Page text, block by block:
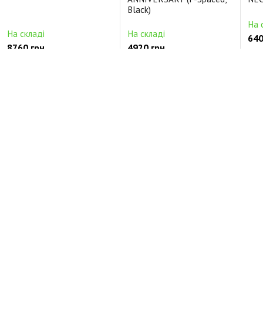
На складі
8760 грн.
Black)
На складі
4920 грн.
На